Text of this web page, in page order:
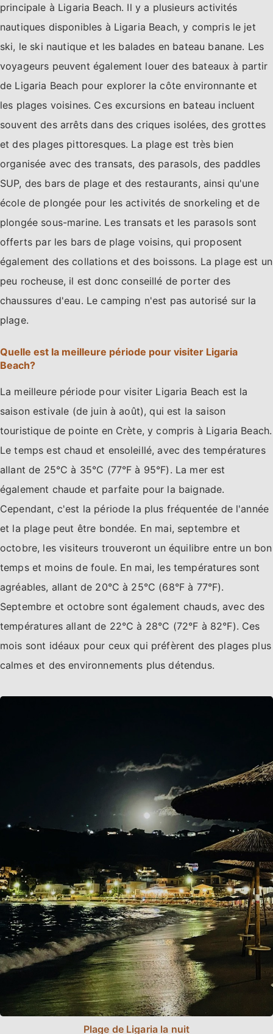
principale à Ligaria Beach. Il y a plusieurs activités
nautiques disponibles à Ligaria Beach, y compris le jet
ski, le ski nautique et les balades en bateau banane. Les
voyageurs peuvent également louer des bateaux à partir
de Ligaria Beach pour explorer la côte environnante et
les plages voisines. Ces excursions en bateau incluent
souvent des arrêts dans des criques isolées, des grottes
et des plages pittoresques. La plage est très bien
organisée avec des transats, des parasols, des paddles
SUP, des bars de plage et des restaurants, ainsi qu'une
école de plongée pour les activités de snorkeling et de
plongée sous-marine. Les transats et les parasols sont
offerts par les bars de plage voisins, qui proposent
également des collations et des boissons. La plage est un
peu rocheuse, il est donc conseillé de porter des
chaussures d'eau. Le camping n'est pas autorisé sur la
plage.
Quelle est la meilleure période pour visiter Ligaria
Beach?
La meilleure période pour visiter Ligaria Beach est la
saison estivale (de juin à août), qui est la saison
touristique de pointe en Crète, y compris à Ligaria Beach.
Le temps est chaud et ensoleillé, avec des températures
allant de 25°C à 35°C (77°F à 95°F). La mer est
également chaude et parfaite pour la baignade.
Cependant, c'est la période la plus fréquentée de l'année
et la plage peut être bondée. En mai, septembre et
octobre, les visiteurs trouveront un équilibre entre un bon
temps et moins de foule. En mai, les températures sont
agréables, allant de 20°C à 25°C (68°F à 77°F).
Septembre et octobre sont également chauds, avec des
températures allant de 22°C à 28°C (72°F à 82°F). Ces
mois sont idéaux pour ceux qui préfèrent des plages plus
calmes et des environnements plus détendus.
Plage de Ligaria la nuit